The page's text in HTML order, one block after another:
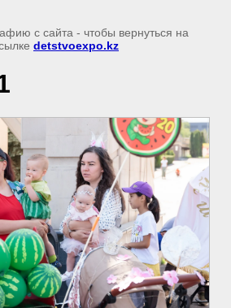
с сайта - чтобы вернуться на
detstvoexpo.kz